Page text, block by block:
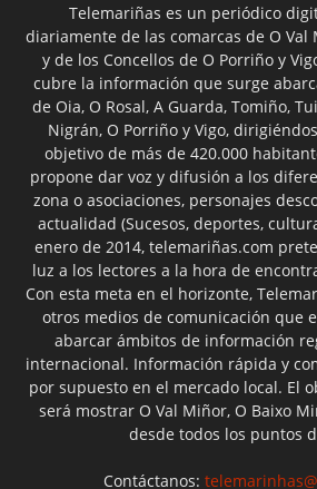
Telemariñas es un periódico
diariamente de las comarcas de O Val
y de los Concellos de O Porriño y
cubre la información que surge
de Oia, O Rosal, A Guarda, Tomiño,
Nigrán, O Porriño y Vigo,
objetivo de más de 420.000
propone dar voz y difusión a los
zona o asociaciones, personajes
actualidad (Sucesos, deportes,
enero de 2014, telemariñas.com
luz a los lectores a la hora de
Con esta meta en el horizonte,
otros medios de comunicación que
abarcar ámbitos de información
internacional. Información rápida y
por supuesto en el mercado local. El
será mostrar O Val Miñor, O Baixo
desde todos los puntos
Contáctanos: